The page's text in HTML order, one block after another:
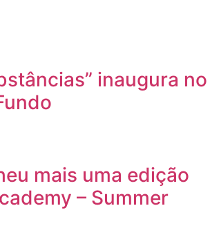
inaugura no
mais uma edição
– Summer